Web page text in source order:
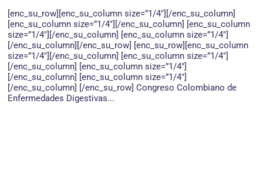
[enc_su_row][enc_su_column size=”1/4″][/enc_su_column]
[enc_su_column size=”1/4″][/enc_su_column] [enc_su_column
size=”1/4″][/enc_su_column] [enc_su_column size=”1/4″]
[/enc_su_column][/enc_su_row] [enc_su_row][enc_su_column
size=”1/4″][/enc_su_column] [enc_su_column size=”1/4″]
[/enc_su_column] [enc_su_column size=”1/4″]
[/enc_su_column] [enc_su_column size=”1/4″]
[/enc_su_column] [/enc_su_row] Congreso Colombiano de
Enfermedades Digestivas...